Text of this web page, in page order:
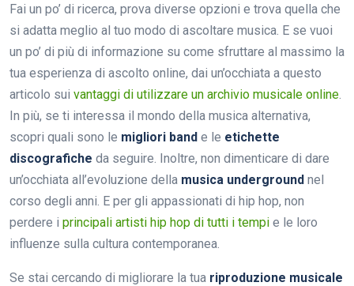
Fai un po’ di ricerca, prova diverse opzioni e trova quella che
si adatta meglio al tuo modo di ascoltare musica. E se vuoi
un po’ di più di informazione su come sfruttare al massimo la
tua esperienza di ascolto online, dai un’occhiata a questo
articolo sui vantaggi di utilizzare un archivio musicale online.
In più, se ti interessa il mondo della musica alternativa,
scopri quali sono le migliori band e le etichette
discografiche da seguire. Inoltre, non dimenticare di dare
un’occhiata all’evoluzione della musica underground nel
corso degli anni. E per gli appassionati di hip hop, non
perdere i principali artisti hip hop di tutti i tempi e le loro
influenze sulla cultura contemporanea.
Se stai cercando di migliorare la tua riproduzione musicale